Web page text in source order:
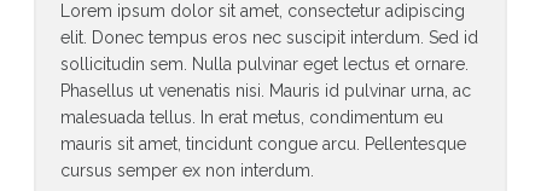
Lorem ipsum dolor sit amet, consectetur adipiscing
elit. Donec tempus eros nec suscipit interdum. Sed id
sollicitudin sem. Nulla pulvinar eget lectus et ornare.
Phasellus ut venenatis nisi. Mauris id pulvinar urna, ac
malesuada tellus. In erat metus, condimentum eu
mauris sit amet, tincidunt congue arcu. Pellentesque
cursus semper ex non interdum.